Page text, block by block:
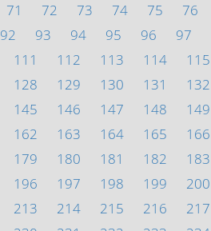
71 72 73 74 75 76
92 93 94 95 96 97
111 112 113 114 115
128 129 130 131 132
145 146 147 148 149
162 163 164 165 166
179 180 181 182 183
196 197 198 199 200
213 214 215 216 217